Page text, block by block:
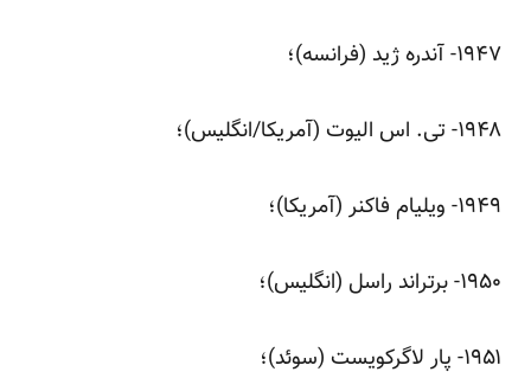
‌۱۹۴۷- آندره ژید (فرانسه)؛
‌۱۹۴۸- تی. اس الیوت (آمریکا/انگلیس)؛
‌۱۹۴۹- ویلیام فاکنر (آمریکا)؛
‌۱۹۵۰- برتراند راسل (انگلیس)؛
‌۱۹۵۱- پار لاگرکویست (سوئد)؛